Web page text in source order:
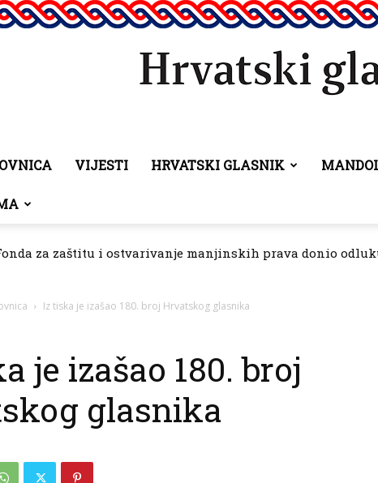
VIJESTI HRVATSKI GLASNIK
za zaštitu i ostvarivanje manjinskih prava donio
Iz tiska je izašao 180. broj Hrvatskog glasnika
je izašao 180. broj
glasnika